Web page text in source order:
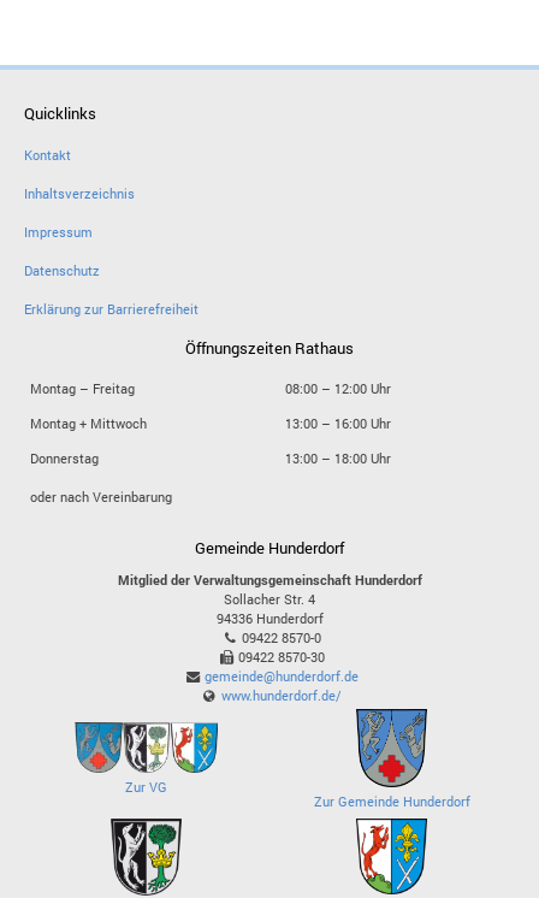
Quicklinks
Kontakt
Inhaltsverzeichnis
Impressum
Datenschutz
Erklärung zur Barrierefreiheit
Öffnungszeiten Rathaus
Montag – Freitag
08:00 – 12:00 Uhr
Montag + Mittwoch
13:00 – 16:00 Uhr
Donnerstag
13:00 – 18:00 Uhr
oder nach Vereinbarung
Gemeinde Hunderdorf
Mitglied der Verwaltungsgemeinschaft Hunderdorf
Sollacher Str. 4
94336 Hunderdorf
09422 8570-0
09422 8570-30
gemeinde@hunderdorf.de
www.hunderdorf.de/
Zur VG
Zur Gemeinde Hunderdorf